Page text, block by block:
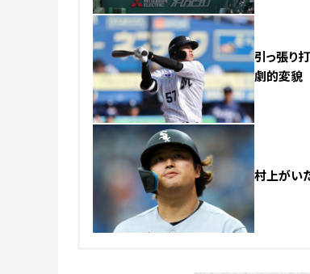
引っ張り
劇的変貌
村上がい